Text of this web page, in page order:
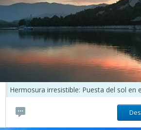
Hermosura irresistible: Puesta del sol en